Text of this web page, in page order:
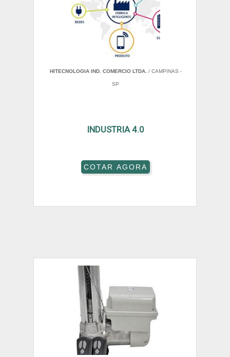
HITECNOLOGIA IND. COMERCIO LTDA. / CAMPINAS -
SP
INDUSTRIA 4.0
COTAR AGORA